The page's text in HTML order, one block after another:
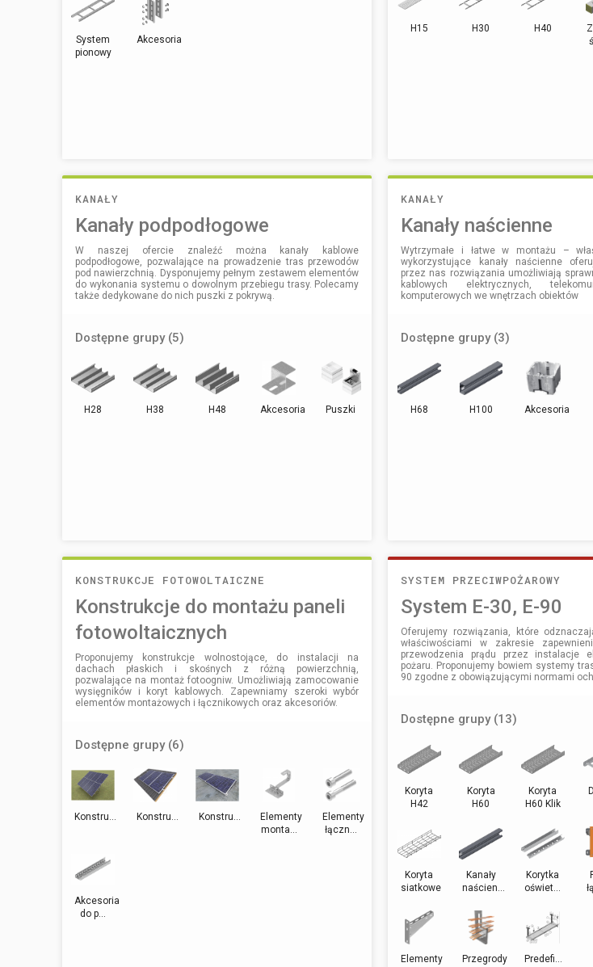
System
pionowy
Akcesoria
H15 H30 H40
KANAŁY
Kanały podpodłogowe
W naszej ofercie znaleźć można kanały kablowe
podpodłogowe, pozwalające na prowadzenie tras przewodów
pod nawierzchnią. Dysponujemy pełnym zestawem elementów
do wykonania systemu o dowolnym przebiegu trasy. Polecamy
także dedykowane do nich puszki z pokrywą.
Dostępne grupy (5)
H28 H38 H48 Akcesoria Puszki
KANAŁY
Kanały naścienne
Wytrzymałe i łatwe w montażu –
wykorzystujące kanały naścienne
przez nas rozwiązania umożliwiają
kablowych elektrycznych,
komputerowych we wnętrzach obiektów
Dostępne grupy (3)
H68 H100 Akcesoria
KONSTRUKCJE FOTOWOLTAICZNE
Konstrukcje do montażu paneli
fotowoltaicznych
Proponujemy konstrukcje wolnostojące, do instalacji na
dachach płaskich i skośnych z różną powierzchnią,
pozwalające na montaż fotoogniw. Umożliwiają zamocowanie
wysięgników i koryt kablowych. Zapewniamy szeroki wybór
elementów montażowych i łącznikowych oraz akcesoriów.
Dostępne grupy (6)
Konstru... Konstru... Konstru...
Elementy
monta...
Elementy
łączn...
Akcesoria
do p...
SYSTEM PRZECIWPOŻAROWY
System E-30, E-90
Oferujemy rozwiązania, które
właściwościami w zakresie
przewodzenia prądu przez instalacje
pożaru. Proponujemy bowiem systemy
90 zgodne z obowiązującymi normami
Dostępne grupy (13)
Koryta
H42
Koryta
H60
Koryta
H60 Klik
Koryta
siatkowe
Kanały
naścien...
Korytka
oświet...
Elementy
Przegrody
Predefi...